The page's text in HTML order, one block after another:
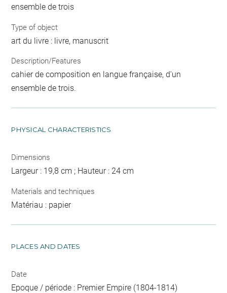
ensemble de trois
Type of object
art du livre : livre, manuscrit
Description/Features
cahier de composition en langue française, d'un
ensemble de trois.
PHYSICAL CHARACTERISTICS
Dimensions
Largeur : 19,8 cm ; Hauteur : 24 cm
Materials and techniques
Matériau : papier
PLACES AND DATES
Date
Epoque / période : Premier Empire (1804-1814)